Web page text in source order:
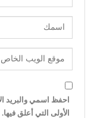
احفظ اسمي والبريد
الأولى التي أعلق فيها.